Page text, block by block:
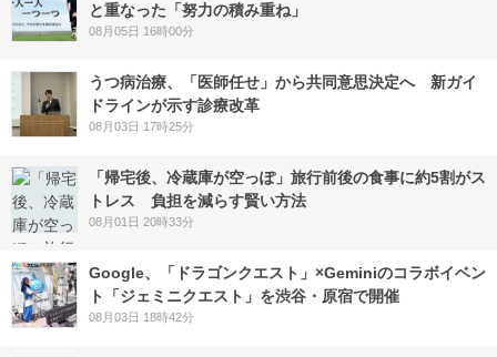
と重なった「努力の積み重ね」
08月05日 16時00分
うつ病治療、「医師任せ」から共同意思決定へ 新ガイ
ドラインが示す診療改革
08月03日 17時25分
「帰宅後、冷蔵庫が空っぽ」旅行前後の食事に約5割がス
トレス 負担を減らす賢い方法
08月01日 20時33分
Google、「ドラゴンクエスト」×Geminiのコラボイベン
ト「ジェミニクエスト」を渋谷・原宿で開催
08月03日 18時42分